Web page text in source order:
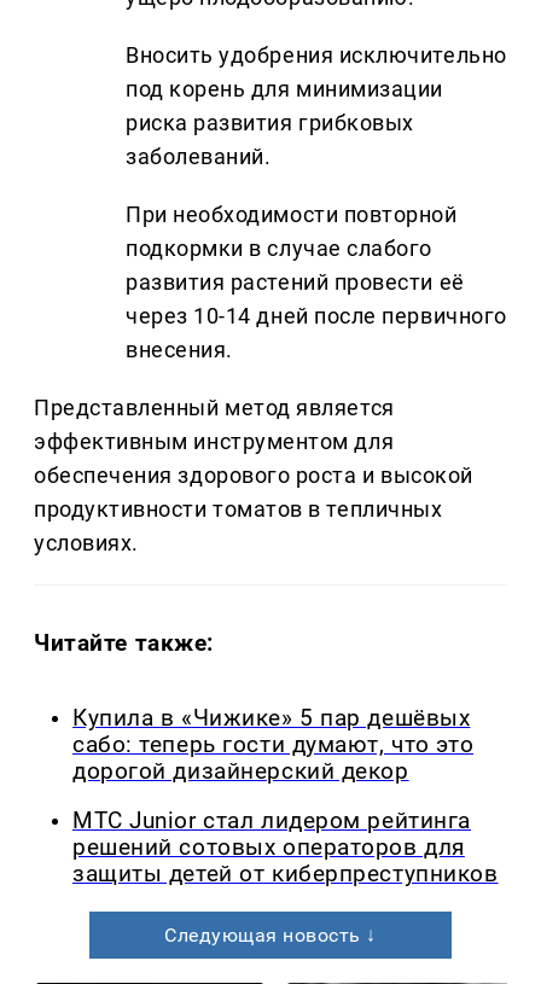
Вносить удобрения исключительно
под корень для минимизации
риска развития грибковых
заболеваний.
При необходимости повторной
подкормки в случае слабого
развития растений провести её
через 10-14 дней после первичного
внесения.
Представленный метод является
эффективным инструментом для
обеспечения здорового роста и высокой
продуктивности томатов в тепличных
условиях.
Читайте также:
Купила в «Чижике» 5 пар дешёвых
сабо: теперь гости думают, что это
дорогой дизайнерский декор
МТС Junior стал лидером рейтинга
решений сотовых операторов для
защиты детей от киберпреступников
Следующая новость ↓